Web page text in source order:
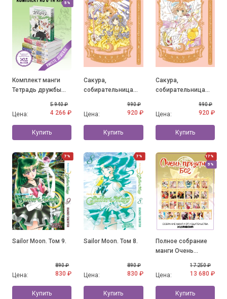
5%
Комплект манги
Тетрадь дружбы
Цена:
5 940 ₽
4 266 ₽
Купить
Сакура,
собирательница
Цена:
990 ₽
920 ₽
Купить
Сакура,
собирательница
Цена:
990 ₽
920 ₽
Купить
7%
Sailor Moon. Том 9.
Цена:
890 ₽
830 ₽
Купить
7%
Sailor Moon. Том 8.
Цена:
890 ₽
830 ₽
Купить
17%
5%
Полное собрание
манги Очень
Цена:
17 250 ₽
13 680 ₽
Купить